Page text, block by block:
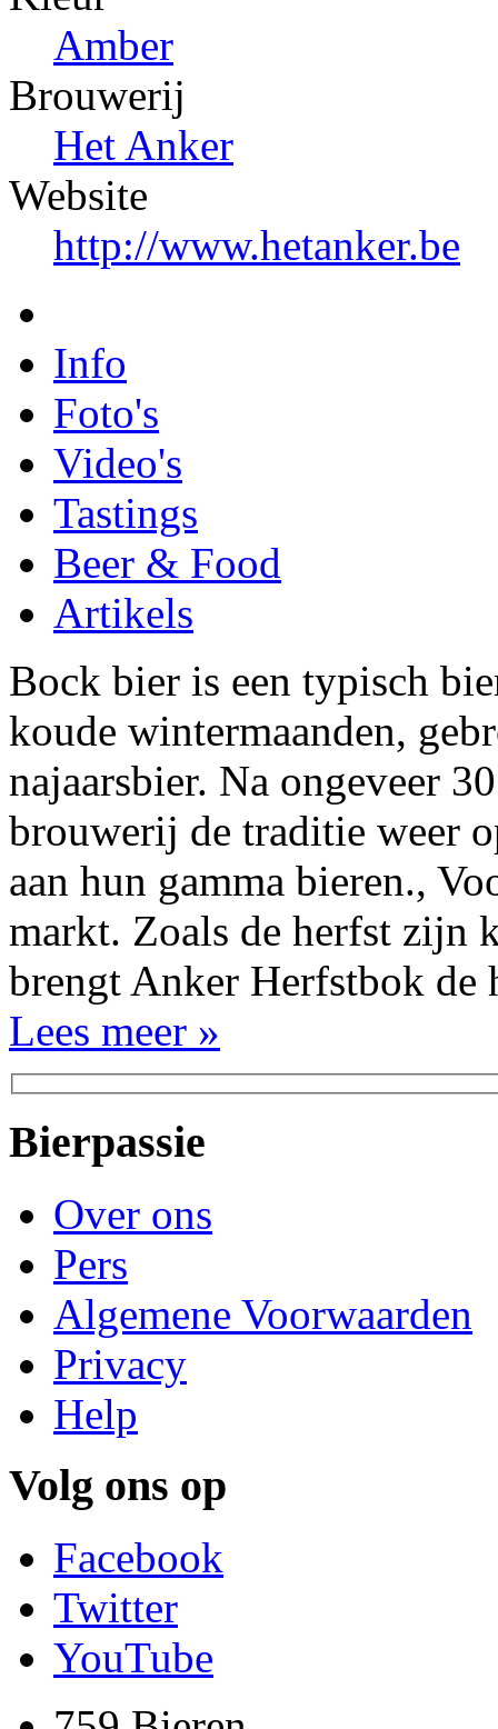
Amber
Brouwerij
Het Anker
Website
http://www.hetanker.be
Info
Foto's
Video's
Tastings
Beer & Food
Artikels
Bock bier is een typisch
koude wintermaanden,
najaarsbier. Na ongeveer
brouwerij de traditie weer
aan hun gamma bieren.,
markt. Zoals de herfst zijn
brengt Anker Herfstbok de
Lees meer »
Bierpassie
Over ons
Pers
Algemene Voorwaarden
Privacy
Help
Volg ons op
Facebook
Twitter
YouTube